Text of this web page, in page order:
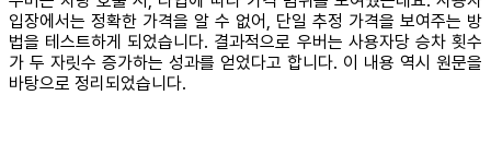
입장에서는 정확한 가격을 알 수 없어, 단일 추정 가격을 보여주는 방
법을 테스트하게 되었습니다. 결과적으로 우버는 사용자당 승차 횟수
가 두 자릿수 증가하는 성과를 얻었다고 합니다. 이 내용 역시 원문을
바탕으로 정리되었습니다.